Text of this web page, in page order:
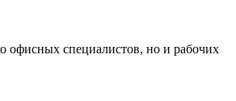
офисных специалистов, но и рабочих